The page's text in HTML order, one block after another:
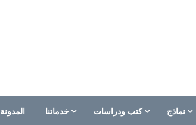
نماذج كتب ودراسات خدماتنا المدونة